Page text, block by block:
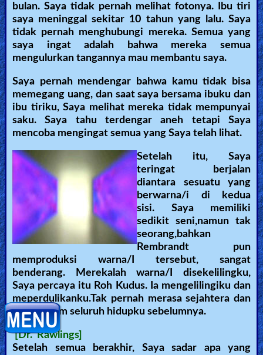
bulan. Saya tidak pernah melihat fotonya. Ibu tiri
saya meninggal sekitar 10 tahun yang lalu. Saya
tidak pernah menghubungi mereka. Semua yang
saya ingat adalah bahwa mereka semua
mengulurkan tangannya mau membantu saya.
Saya pernah mendengar bahwa kamu tidak bisa
memegang uang, dan saat saya bersama ibuku dan
ibu tiriku, Saya melihat mereka tidak mempunyai
saku. Saya tahu terdengar aneh tetapi Saya
mencoba mengingat semua yang Saya telah lihat.
Setelah itu, Saya
teringat berjalan
diantara sesuatu yang
berwarna/i di kedua
sisi. Saya memiliki
sedikit seni,namun tak
seorang,bahkan
Rembrandt pun
memproduksi warna/I tersebut, sangat
benderang. Merekalah warna/I disekelilingku,
Saya percaya itu Roh Kudus. Ia mengelilingiku dan
meperdulikanku.Tak pernah merasa sejahtera dan
aman dalam seluruh hidupku sebelumnya.
[Dr. Rawlings]
Setelah semua berakhir, Saya sadar apa yang